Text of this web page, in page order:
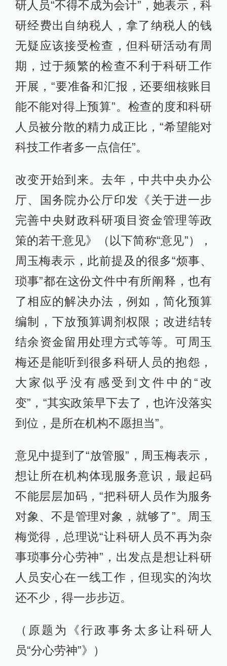
研人员“不得不成为会计”，她表示，科
研经费出自纳税人，拿了纳税人的钱
无疑应该接受检查，但科研活动有周
期，过于频繁的检查不利于科研工作
开展，“要准备和汇报，还要细核账目
能不能对得上预算”。检查的度和科研
人员被分散的精力成正比，“希望能对
科技工作者多一点信任”。
改变开始到来。去年，中共中央办公
厅、国务院办公厅印发《关于进一步
完善中央财政科研项目资金管理等政
策的若干意见》（以下简称“意见”），
周玉梅表示，此前提及的很多“烦事、
琐事”都在这份文件中有所阐释，也有
了相应的解决办法，例如，简化预算
编制，下放预算调剂权限；改进结转
结余资金留用处理方式等等。可周玉
梅还是能听到很多科研人员的抱怨，
大家似乎没有感受到文件中的“改
变”，“其实政策早下去了，也许没落实
到位，是所在机构不愿担当”。
意见中提到了“放管服”，周玉梅表示，
想让所在机构体现服务意识，最起码
不能层层加码，“把科研人员作为服务
对象、不是管理对象，就够了”。周玉
梅觉得，总理说“让科研人员不再为杂
事琐事分心劳神”，出发点是想让科研
人员安心在一线工作，但现实的沟坎
还不少，得一步步迈。
（原题为《行政事务太多让科研人
员“分心劳神”》）